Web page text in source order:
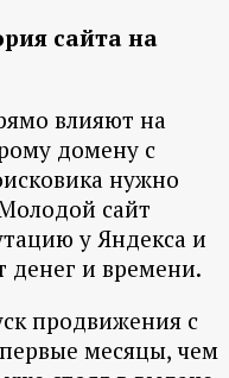
сайта на
влияют на
домену с
нужно
сайт
у Яндекса и
денег и времени.
продвижения с
месяцы, чем